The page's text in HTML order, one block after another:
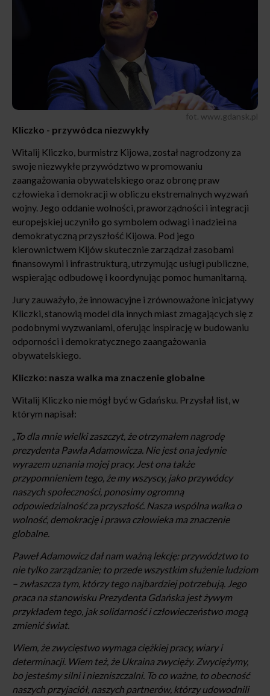
fot. www.gdansk.pl
Kliczko - przywódca niezwykły
Witalij Kliczko, burmistrz Kijowa, został nagrodzony za
swoje niezwykłe przywództwo w promowaniu
zaangażowania obywatelskiego oraz obronę praw
człowieka i demokracji w obliczu ekstremalnych wyzwań
wojny. Jego oddanie wolności, praworządności i integracji
europejskiej uczyniło go symbolem odwagi i nadziei na
demokratyczną przyszłość Kijowa. Pod jego
kierownictwem Kijów skutecznie zarządzał zasobami
finansowymi i infrastrukturą, utrzymując usługi publiczne,
wspierając odbudowę i koordynując pomoc humanitarną.
Jury zauważyło, że innowacyjne i zrównoważone inicjatywy
Kliczki, stanowią model dla innych miast zmagających się z
podobnymi wyzwaniami, oferując inspirację w budowaniu
odporności i demokratycznego zaangażowania
obywatelskiego.
Kliczko: nasza walka ma znaczenie globalne
Witalij Kliczko nie mógł być w Gdańsku. Przysłał list, w
którym napisał:
„To dla mnie wielki zaszczyt, że otrzymałem nagrodę
prezydenta Pawła Adamowicza. Nie jest ona jedynie
wyrazem uznania mojej pracy. Jest ona także
przypomnieniem tego, że my wszyscy, jako przywódcy
naszych społeczności, ponosimy ogromną
odpowiedzialność za przyszłość. Nasza wspólna walka o
wolność, demokrację i prawa człowieka ma znaczenie
globalne.
Paweł Adamowicz dał nam ważną lekcję: przywództwo to
nie tylko zarządzanie; to przede wszystkim służenie ludziom
– zwłaszcza tym, którzy tego najbardziej potrzebują. Jego
praca na stanowisku Prezydenta Gdańska jest żywym
przykładem tego, jak solidarność i człowieczeństwo mogą
zmienić świat.
Wiem, że zwycięstwo wymaga ciężkiej pracy, wiary i
determinacji. Wiem też, że Ukraina zwycięży. Zwyciężymy,
bo jesteśmy silni i niezniszczalni. To co ważne, to obecność
naszych przyjaciół, naszych partnerów, którzy udowodnili